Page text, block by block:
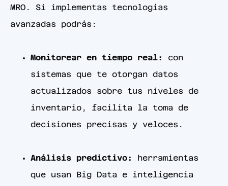
MRO. Si implementas tecnologías
avanzadas podrás:
Monitorear en tiempo real: con
sistemas que te otorgan datos
actualizados sobre tus niveles de
inventario, facilita la toma de
decisiones precisas y veloces.
Análisis predictivo: herramientas
que usan Big Data e inteligencia